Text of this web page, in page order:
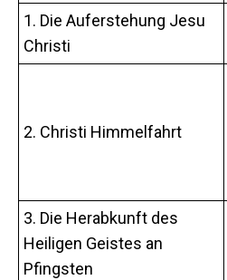
1. Die Auferstehung Jesu
Christi
2. Christi Himmelfahrt
3. Die Herabkunft des
Heiligen Geistes an
Pfingsten